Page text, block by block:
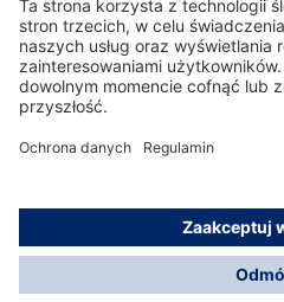
O nas
Korzystanie ze sklepu
© Dräger Polska Sp. z o.o.,
*Wszystkie ceny bez VAT, na